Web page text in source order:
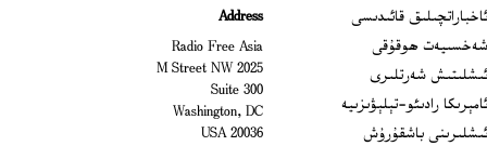
ئاخباراتچىلىق قائىدىسى
شەخسىيەت ھوقۇقى
ئىشلىتىش شەرتلىرى
ئامېرىكا رادىئو-تېلېۋىزىيە
ئىشلىرىنى باشقۇرۇش
Address
Radio Free Asia
2025 M Street NW
Suite 300
Washington, DC
20036 USA